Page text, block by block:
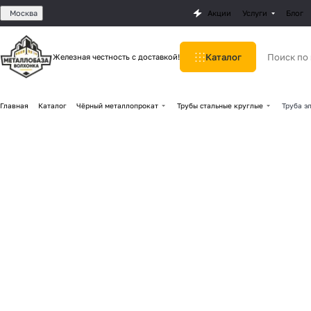
Москва Акции Услуги Блог
Железная честность с доставкой! Каталог
Главная Каталог Чёрный металлопрокат Трубы стальные круглые Труба